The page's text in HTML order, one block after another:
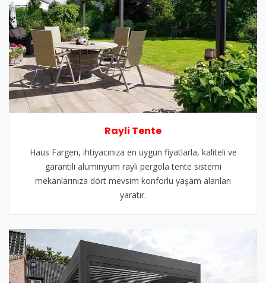
Rayli Tente
Haus Fargen, ihtiyacınıza en uygun fiyatlarla, kaliteli ve
garantili alüminyum raylı pergola tente sistemi
mekanlarınıza dört mevsim konforlu yaşam alanları
yaratır.